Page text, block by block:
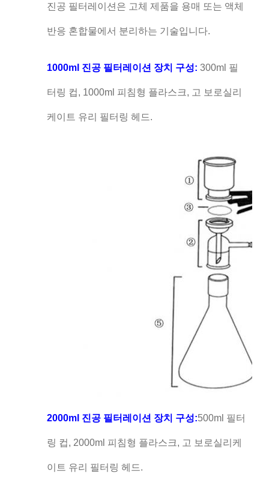
진공 필터레이션은 고체 제품을 용매 또는 액체
반응 혼합물에서 분리하는 기술입니다.
1000ml 진공 필터레이션 장치 구성: 300ml 필
터링 컵, 1000ml 피침형 플라스크, 고 보로실리
케이트 유리 필터링 헤드.
2000ml 진공 필터레이션 장치 구성:500ml 필터
링 컵, 2000ml 피침형 플라스크, 고 보로실리케
이트 유리 필터링 헤드.